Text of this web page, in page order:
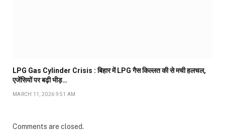
LPG Gas Cylinder Crisis : बिहार में LPG गैस किल्लत की से मची हलचल,
एजेंसियों पर बढ़ी भीड़…
MARCH 11, 2026 9:51 AM
Comments are closed.